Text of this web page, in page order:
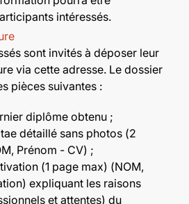
intéressés.
sont invités à déposer leur
via cette adresse. Le dossier
pièces suivantes :
diplôme obtenu ;
détaillé sans photos (2
Prénom - CV) ;
(1 page max) (NOM,
expliquant les raisons
et attentes) du